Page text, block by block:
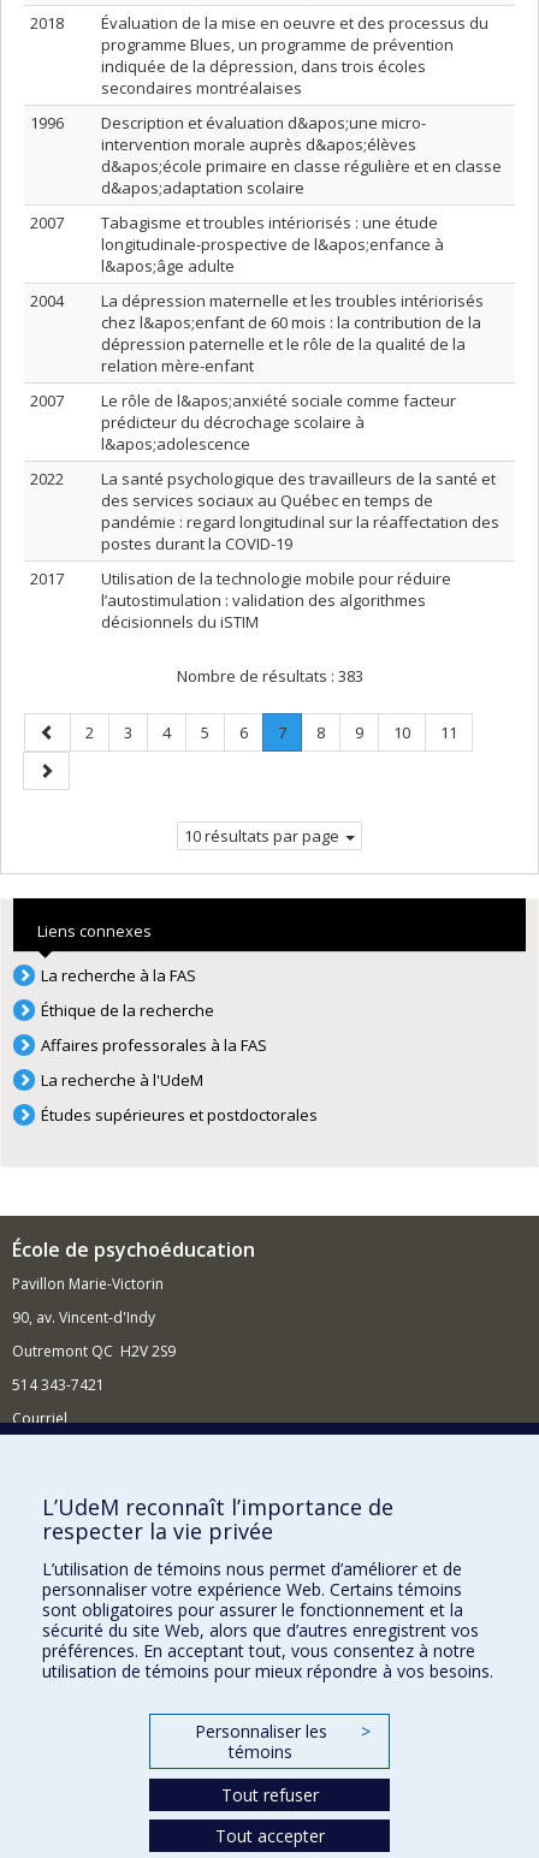
2018
Évaluation de la mise en oeuvre et des processus du
programme Blues, un programme de prévention
indiquée de la dépression, dans trois écoles
secondaires montréalaises
1996
Description et évaluation d&apos;une micro-
intervention morale auprès d&apos;élèves
d&apos;école primaire en classe régulière et en classe
d&apos;adaptation scolaire
2007
Tabagisme et troubles intériorisés : une étude
longitudinale-prospective de l&apos;enfance à
l&apos;âge adulte
2004
La dépression maternelle et les troubles intériorisés
chez l&apos;enfant de 60 mois : la contribution de la
dépression paternelle et le rôle de la qualité de la
relation mère-enfant
2007
Le rôle de l&apos;anxiété sociale comme facteur
prédicteur du décrochage scolaire à
l&apos;adolescence
2022
La santé psychologique des travailleurs de la santé et
des services sociaux au Québec en temps de
pandémie : regard longitudinal sur la réaffectation des
postes durant la COVID-19
2017
Utilisation de la technologie mobile pour réduire
l’autostimulation : validation des algorithmes
décisionnels du iSTIM
Nombre de résultats : 383
Page
précédente
Page
2 Page
3 Page
4 Page
5 Page
6 Page
7.
Page
Page
8 Page
9 Page
10 Page
11
Page
suivante
10 résultats par page
Liens connexes
La recherche à la FAS
Éthique de la recherche
Affaires professorales à la FAS
La recherche à l'UdeM
Études supérieures et postdoctorales
École de psychoéducation
Pavillon Marie-Victorin
90, av. Vincent-d'Indy
Outremont QC H2V 2S9
514 343-7421
Courriel
Comment soutenir l'École?
BESOIN D'AIDE?
Plan du site
Signaler une erreur
Accessibilité
FACULTÉ DES ARTS ET DES SCIENCES
Nos départements et écoles
L’UdeM reconnaît l’importance de
respecter la vie privée
L’utilisation de témoins nous permet d’améliorer et de
personnaliser votre expérience Web. Certains témoins
sont obligatoires pour assurer le fonctionnement et la
sécurité du site Web, alors que d’autres enregistrent vos
préférences. En acceptant tout, vous consentez à notre
utilisation de témoins pour mieux répondre à vos besoins.
Personnaliser les
témoins
>
Tout refuser
Tout accepter